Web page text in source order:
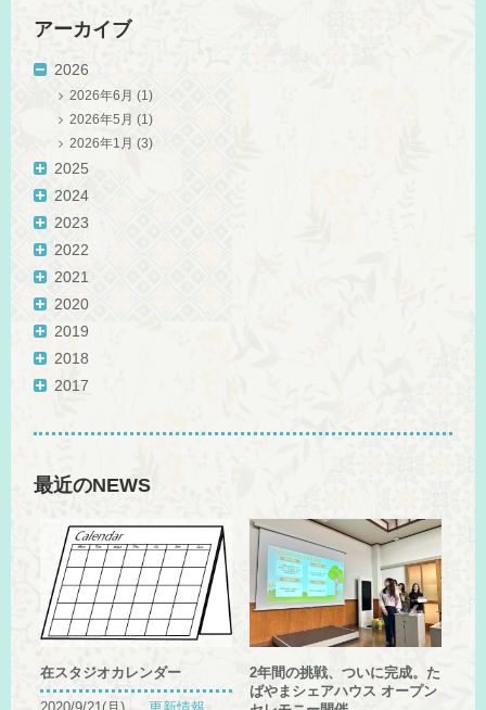
アーカイブ
2026
2026年6月 (1)
2026年5月 (1)
2026年1月 (3)
2025
2024
2023
2022
2021
2020
2019
2018
2017
最近のNEWS
在スタジオカレンダー
2年間の挑戦、ついに完成。た
ばやまシェアハウス オープン